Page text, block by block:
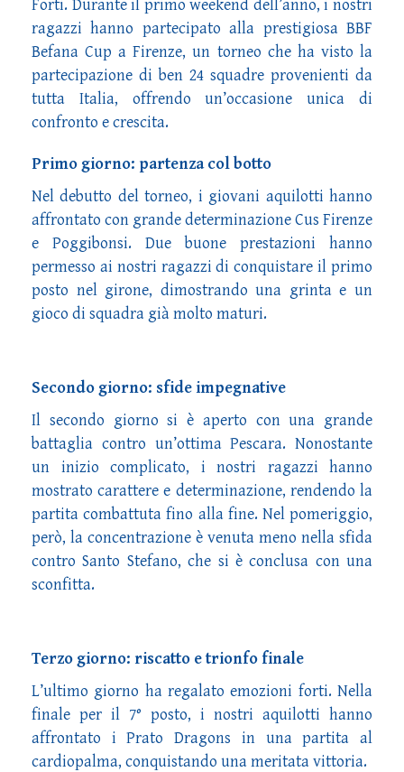
Forti. Durante il primo weekend dell’anno, i nostri
ragazzi hanno partecipato alla prestigiosa BBF
Befana Cup a Firenze, un torneo che ha visto la
partecipazione di ben 24 squadre provenienti da
tutta Italia, offrendo un’occasione unica di
confronto e crescita.
Primo giorno: partenza col botto
Nel debutto del torneo, i giovani aquilotti hanno
affrontato con grande determinazione Cus Firenze
e Poggibonsi. Due buone prestazioni hanno
permesso ai nostri ragazzi di conquistare il primo
posto nel girone, dimostrando una grinta e un
gioco di squadra già molto maturi.
Secondo giorno: sfide impegnative
Il secondo giorno si è aperto con una grande
battaglia contro un’ottima Pescara. Nonostante
un inizio complicato, i nostri ragazzi hanno
mostrato carattere e determinazione, rendendo la
partita combattuta fino alla fine. Nel pomeriggio,
però, la concentrazione è venuta meno nella sfida
contro Santo Stefano, che si è conclusa con una
sconfitta.
Terzo giorno: riscatto e trionfo finale
L’ultimo giorno ha regalato emozioni forti. Nella
finale per il 7° posto, i nostri aquilotti hanno
affrontato i Prato Dragons in una partita al
cardiopalma, conquistando una meritata vittoria.